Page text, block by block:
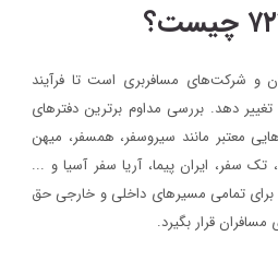
و شرکت‌های مسافربری است تا فرآیند
دهد. بررسی مداوم برترین دفترهای
معتبر مانند سیروسفر، همسفر، میهن‌
تک سفر، ایران پیما، آریا سفر آسیا و ...
برای تمامی مسیرهای داخلی و خارجی حق
قرار بگیرد.